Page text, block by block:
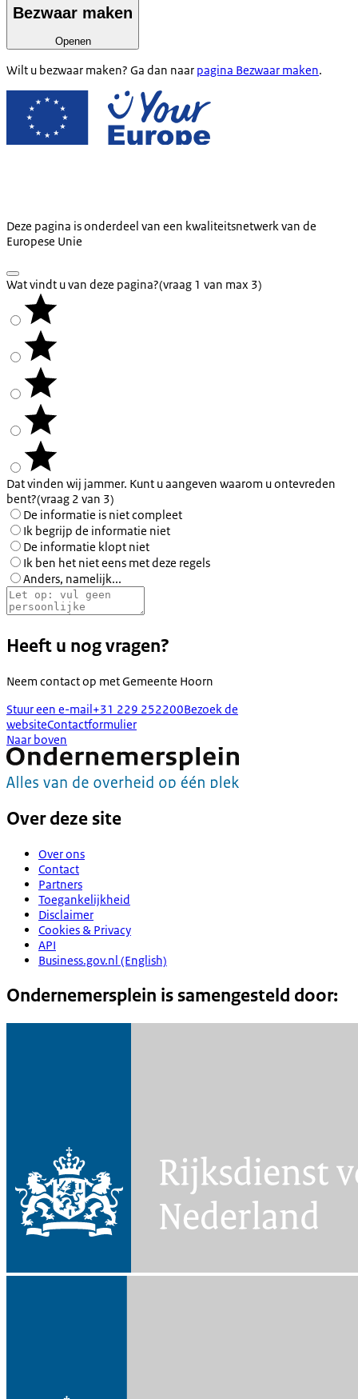
Bezwaar maken
Openen
Wilt u bezwaar maken? Ga dan naar pagina Bezwaar maken.
Deze pagina is onderdeel van een kwaliteitsnetwerk van de
Europese Unie
Wat vindt u van deze pagina?(vraag 1 van max 3)
Dat vinden wij jammer. Kunt u aangeven waarom u ontevreden
bent?(vraag 2 van 3)
De informatie is niet compleet
Ik begrijp de informatie niet
De informatie klopt niet
Ik ben het niet eens met deze regels
Anders, namelijk...
Heeft u nog vragen?
Neem contact op metGemeente Hoorn
Stuur een e-mail+31 229 252200Bezoek de
websiteContactformulier
Naar boven
Over deze site
Over ons
Contact
Partners
Toegankelijkheid
Disclaimer
Cookies & Privacy
API
Business.gov.nl (English)
Ondernemersplein is samengesteld door: